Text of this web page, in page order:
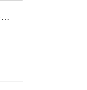
兰州传诚网络公司案例-财瑞远塑料机械